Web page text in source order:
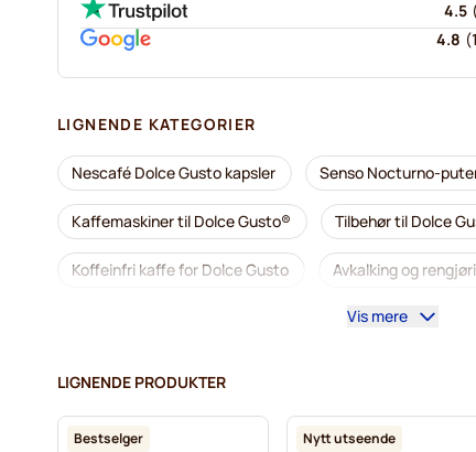
4.5
4.8 (
LIGNENDE KATEGORIER
Nescafé Dolce Gusto kapsler Senso Nocturno-
Kaffemaskiner til Dolce Gusto® Tilbehør til Dolce
Koffeinfri kaffe for Dolce Gusto Avkalking og
Segafredo kaffekapsler for Dolce Gusto Café René
Kapsler til Dolce Gusto® Gimoka kapsler for Dolce
Vis mere
LIGNENDE PRODUKTER
Bestselger Nytt utseende